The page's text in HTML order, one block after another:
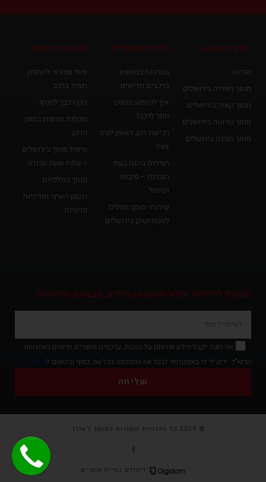
אודות החברה
אודות
מוסך מאזדה בירושלים
מוסך קאיה בירושלים
מוסך טויוטה בירושלים
מוסך הונדה בירושלים
טיפים ומאמרים
מערכות בטיחות
ברכבים חדישים
איך להימנע מטסט
חוזר לרכב?
רכישת רכב ראשון לנהג
צעיר
רעידות בהגה בעת
הנהיגה – סיבות
וטיפול
שירותי מוסך מוזלים
לסטודנטים בירושלים
הצהרת נגישות
ציוד שכדאי להחזיק
תמיד ברכב
הכן רכבך לחורף
תקלות נפוצות במזגן
הרכב
טיפול מוסך בירושלים
– עלות שעת עבודה
מוסך בתלפיות
תקנון האתר ומדיניות
פרטיות
הצטרף לניוזלטר שלנו ותהנה מעדכונים, מבצעים וחידושים
אני רוצה לקבל מידע ופרסום על הטבות, עדכונים ומוצרים חדשים באמצעות
הדוא"ל. ידוע לי כי באפשרותי לבטל את ההסכמה בכל עת. כפוף ובהתאם לתקנון
שליחה
© 2019 כל הזכויות שמורות למוסך ראנדן
דיגידם בניית אתרים